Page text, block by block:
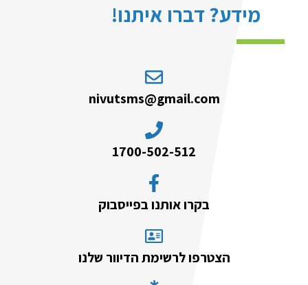
מידע? דברו איתנו!
nivutsms@gmail.com
1700-502-512
בקרו אותנו בפייסבוק
הצטרפו לרשימת הדיוור שלנו